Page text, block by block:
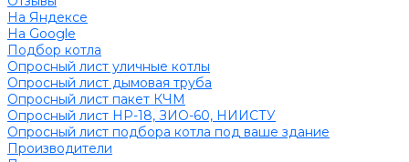
На Яндексе
На Google
Подбор котла
Опросный лист уличные котлы
Опросный лист дымовая труба
Опросный лист пакет КЧМ
Опросный лист НР-18, ЗИО-60, НИИСТУ
Опросный лист подбора котла под ваше здание
Производители